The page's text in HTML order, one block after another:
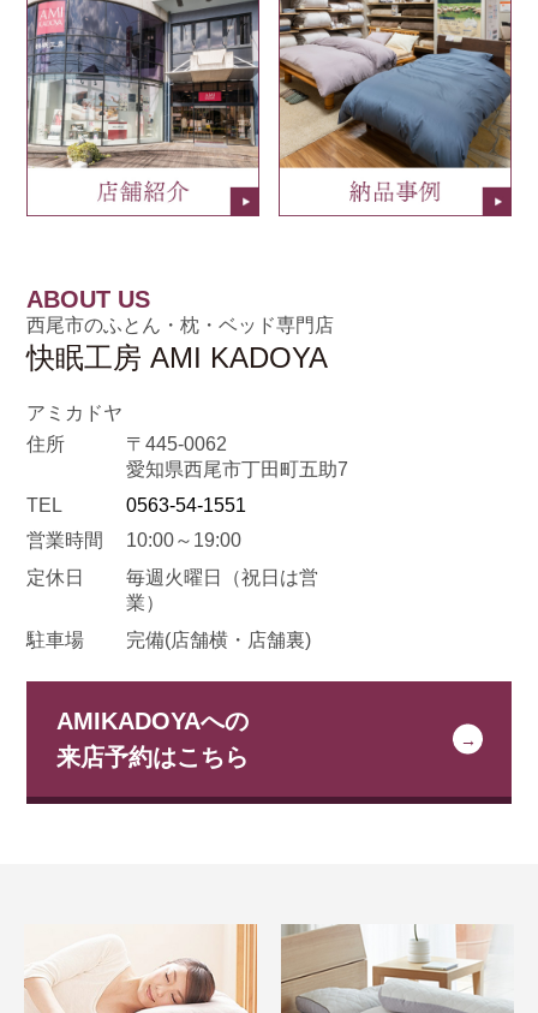
ABOUT US
西尾市のふとん・枕・ベッド専門店
快眠工房 AMI KADOYA
アミカドヤ
住所
〒445-0062
愛知県西尾市丁田町五助7
TEL
0563-54-1551
営業時間
10:00～19:00
定休日
毎週火曜日
（祝日は営
業）
駐車場
完備(店舗横・店舗裏)
AMIKADOYAへの
来店予約はこちら